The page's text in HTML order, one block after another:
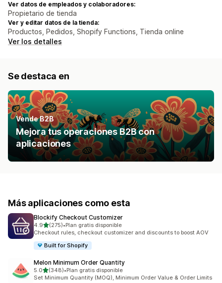
Ver datos de empleados y colaboradores:
Propietario de tienda
Ver y editar datos de la tienda:
Productos, Pedidos, Shopify Functions, Tienda online
Ver los detalles
Se destaca en
Vende B2B
Mejora tus operaciones B2B con
aplicaciones
Más aplicaciones como esta
Blockify Checkout Customizer
4.9de 5 estrellas
(275)
275 reseñas en total
•Plan gratis disponible
Checkout rules, checkout customizer and discounts to boost AOV
Built for Shopify
Melon Minimum Order Quantity
5.0de 5 estrellas
(348)
348 reseñas en total
•Plan gratis disponible
Set Minimum Quantity (MOQ), Minimum Order Value & Order Limits